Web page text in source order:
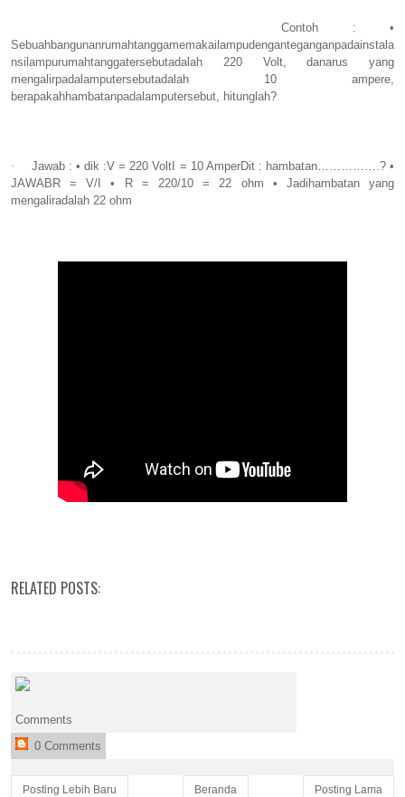
Contoh : •
Sebuahbangunanrumahtanggamemakailampudenganteganganpadainstala
nsilampurumahtanggatersebutadalah 220 Volt, danarus yang
mengalirpadalamputersebutadalah 10 ampere,
berapakahhambatanpadalamputersebut, hitunglah?
·
Jawab : • dik :V = 220 VoltI = 10 AmperDit : hambatan…………….? •
JAWABR = V/I • R = 220/10 = 22 ohm • Jadihambatan yang
mengaliradalah 22 ohm
RELATED POSTS:
Comments
0 Comments
Posting Lebih Baru Posting Lama
Beranda